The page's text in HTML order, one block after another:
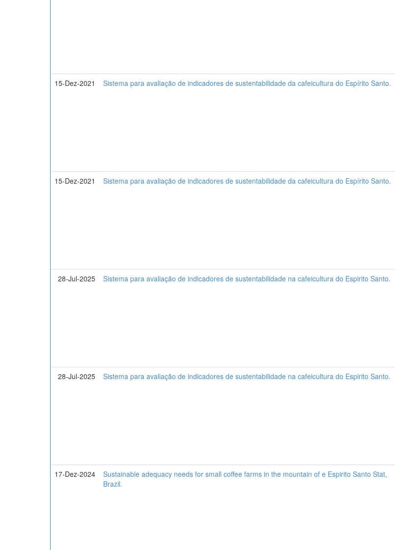
15-Dez-2021
Sistema para avaliação de indicadores de sustentabilidade da cafeicultura do Espírito Santo.
15-Dez-2021
Sistema para avaliação de indicadores de sustentabilidade da cafeicultura do Espírito Santo.
28-Jul-2025
Sistema para avaliação de indicadores de sustentabilidade na cafeicultura do Espirito Santo.
28-Jul-2025
Sistema para avaliação de indicadores de sustentabilidade na cafeicultura do Espirito Santo.
17-Dez-2024
Sustainable adequacy needs for small coffee farms in the mountain of e Espirito Santo Stat,
Brazil.